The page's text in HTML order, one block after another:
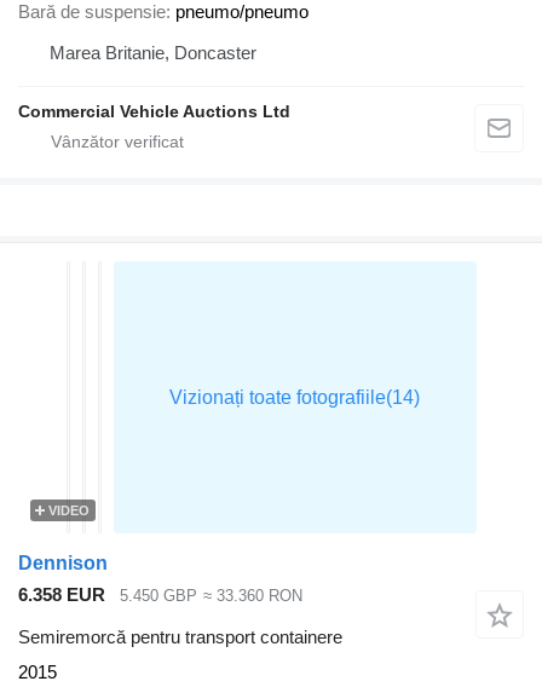
Bară de suspensie pneumo/pneumo
Marea Britanie, Doncaster
Commercial Vehicle Auctions Ltd
VIDEO
Dennison
6.358 EUR
5.450 GBP ≈ 33.360 RON
Semiremorcă pentru transport containere
2015